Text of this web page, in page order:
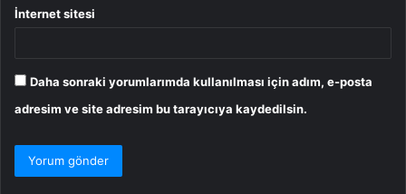
İnternet sitesi
Daha sonraki yorumlarımda kullanılması için adım, e-posta
adresim ve site adresim bu tarayıcıya kaydedilsin.